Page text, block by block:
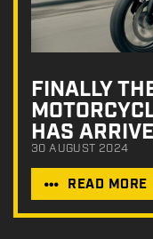
FINALLY
HAS
30 AUGUST 2024
READ MORE